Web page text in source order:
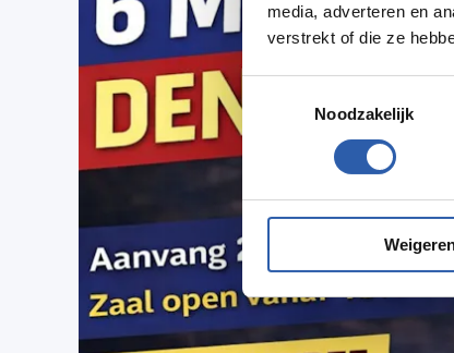
media, adverteren en
verstrekt of die ze
Noodzakelijk